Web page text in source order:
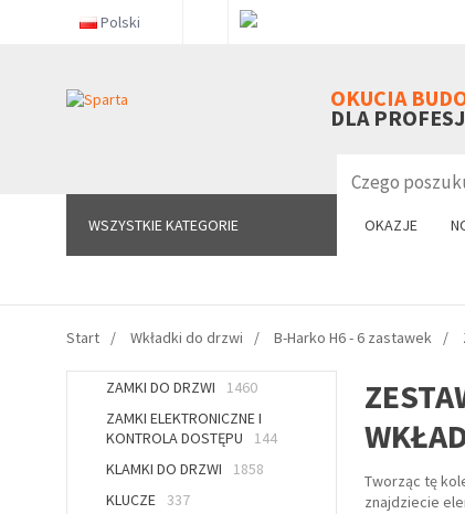
Polski
OKUCIA
DLA
WSZYSTKIE KATEGORIE OKAZJE
WSZYSTKIE KATEGORIE
Start Wkładki do drzwi B-Harko H6 - 6 zastawek
ZAMKI DO DRZWI
1460
ZAMKI ELEKTRONICZNE I
KONTROLA DOSTĘPU
144
KLAMKI DO DRZWI
1858
KLUCZE
337
Tworząc tę
znajdziecie